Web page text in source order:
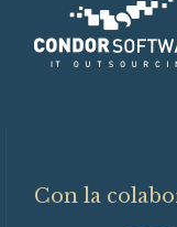
Con la